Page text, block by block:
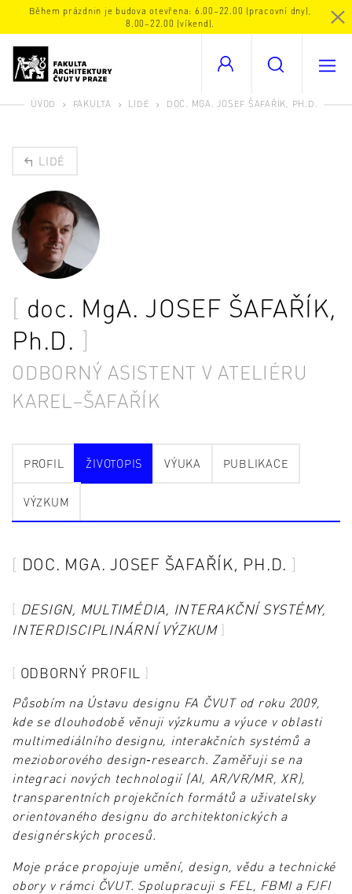
Během prázdnin je budova otevřena: 6.00–22.00 (pracovní dny),
8.00–22.00 (víkend).
ÚVOD FAKULTA LIDÉ DOC. MGA. JOSEF ŠAFAŘÍK, PH.D.
LIDÉ
doc. MgA. JOSEF ŠAFAŘÍK,
Ph.D.
ODBORNÝ ASISTENT V ATELIÉRU
KAREL–ŠAFAŘÍK
PROFIL ŽIVOTOPIS VÝUKA PUBLIKACE
VÝZKUM
DOC. MGA. JOSEF ŠAFAŘÍK, PH.D.
DESIGN, MULTIMÉDIA, INTERAKČNÍ SYSTÉMY,
INTERDISCIPLINÁRNÍ VÝZKUM
ODBORNÝ PROFIL
Působím na Ústavu designu FA ČVUT od roku 2009,
kde se dlouhodobě věnuji výzkumu a výuce v oblasti
multimediálního designu, interakčních systémů a
mezioborového design‑research. Zaměřuji se na
integraci nových technologií (AI, AR/VR/MR, XR),
transparentních projekčních formátů a uživatelsky
orientovaného designu do architektonických a
designérských procesů.
Moje práce propojuje umění, design, vědu a technické
obory v rámci ČVUT. Spolupracuji s FEL, FBMI a FJFI